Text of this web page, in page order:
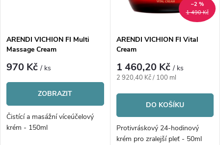
p
r
o
d
s
p
r
o
d
ARENDI VICHION FI Multi
Massage Cream
970 Kč/ ks
ZOBRAZIT
Čistící a masážní víceúčelový
krém - 150ml
1 490 Kč
–2 %
ARENDI VICHION FI Vital
Cream
1 460,20 Kč/ ks
Měrná
2 920,40 Kč / 100 ml
DO KOŠÍKU
Protivráskový 24-hodinový
krém pro zralejší pleť - 50ml